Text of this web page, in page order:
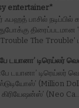
entertainer*
ஃபஹத் பாசில்
திரைப்படமான
The Trouble'
டயானா’ டிரெய்லர்
டயானா’ டிரெய்லர்
(Million
(Neo Ca...